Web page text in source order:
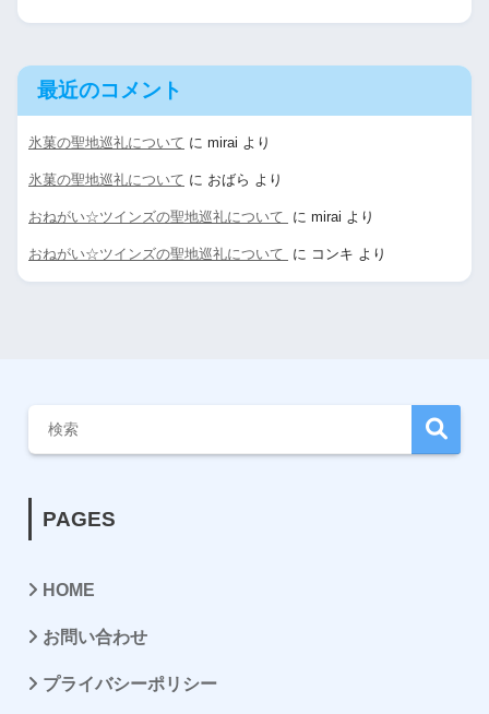
最近のコメント
氷菓の聖地巡礼について に mirai より
氷菓の聖地巡礼について に おばら より
おねがい☆ツインズの聖地巡礼について に mirai より
おねがい☆ツインズの聖地巡礼について に コンキ より
PAGES
HOME
お問い合わせ
プライバシーポリシー